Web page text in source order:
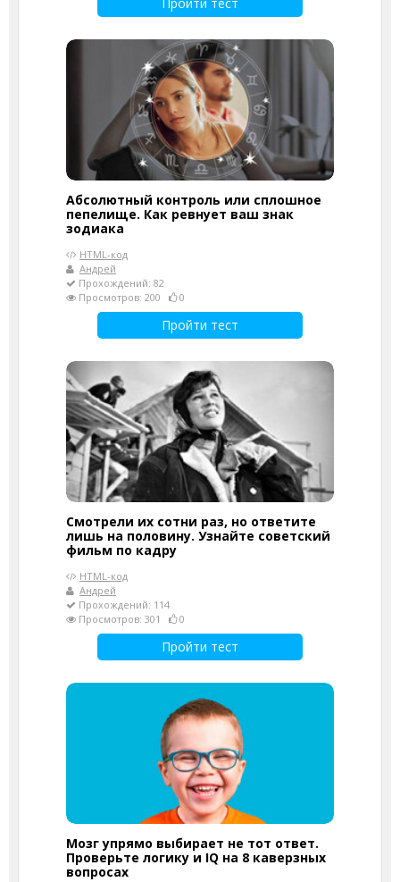
Пройти тест
Абсолютный контроль или сплошное
пепелище. Как ревнует ваш знак
зодиака
HTML-код
Андрей
Прохождений: 82
Просмотров: 200
0
Пройти тест
Смотрели их сотни раз, но ответите
лишь на половину. Узнайте советский
фильм по кадру
HTML-код
Андрей
Прохождений: 114
Просмотров: 301
0
Пройти тест
Мозг упрямо выбирает не тот ответ.
Проверьте логику и IQ на 8 каверзных
вопросах